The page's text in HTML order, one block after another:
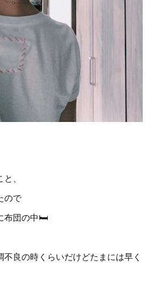
、
ので
布団の中🛏
良の時くらいだけどたまには早く